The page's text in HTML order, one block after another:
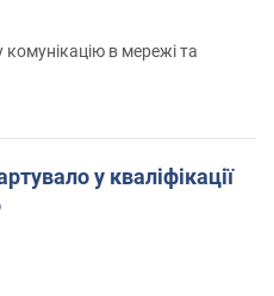
в мережі та
у кваліфікації